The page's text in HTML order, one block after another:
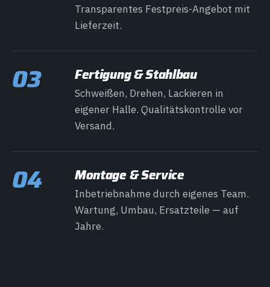
Transparentes Festpreis-Angebot mit
Lieferzeit.
03 Fertigung & Stahlbau
Schweißen, Drehen, Lackieren in
eigener Halle. Qualitätskontrolle vor
Versand.
04 Montage & Service
Inbetriebnahme durch eigenes Team.
Wartung, Umbau, Ersatzteile — auf
Jahre.